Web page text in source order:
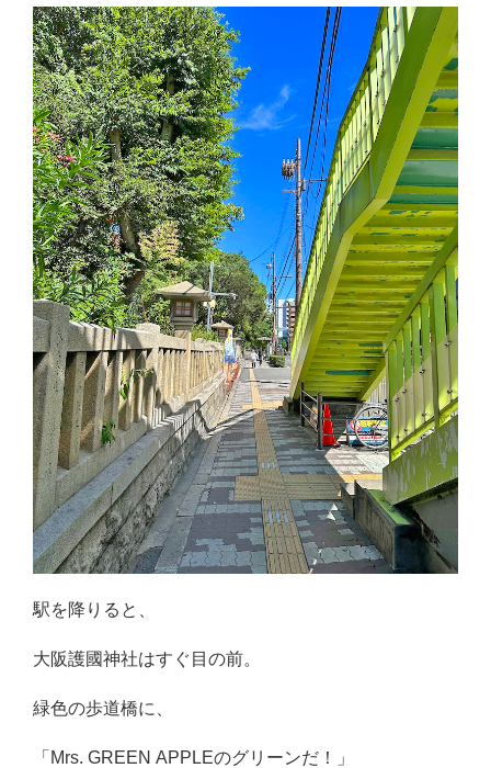
駅を降りると、
大阪護國神社はすぐ目の前。
緑色の歩道橋に、
「Mrs. GREEN APPLEのグリーンだ！」